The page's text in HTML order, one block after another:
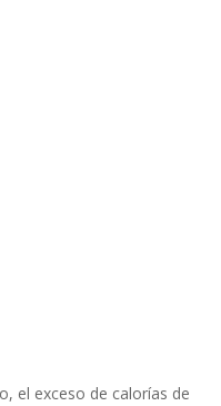
el exceso de calorías de